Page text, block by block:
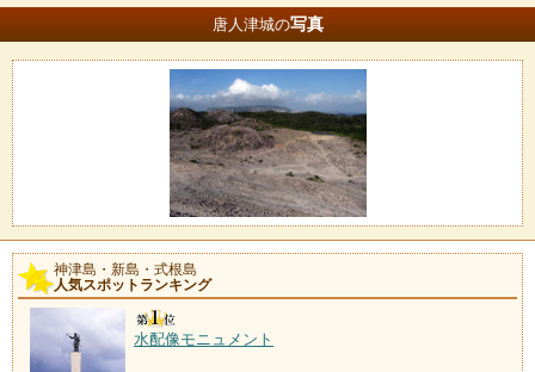
唐人津城の写真
神津島・新島・式根島
人気スポットランキング
水配像モニュメント